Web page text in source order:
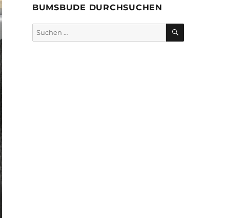
BUMSBUDE DURCHSUCHEN
Suche
nach:
SUCHEN